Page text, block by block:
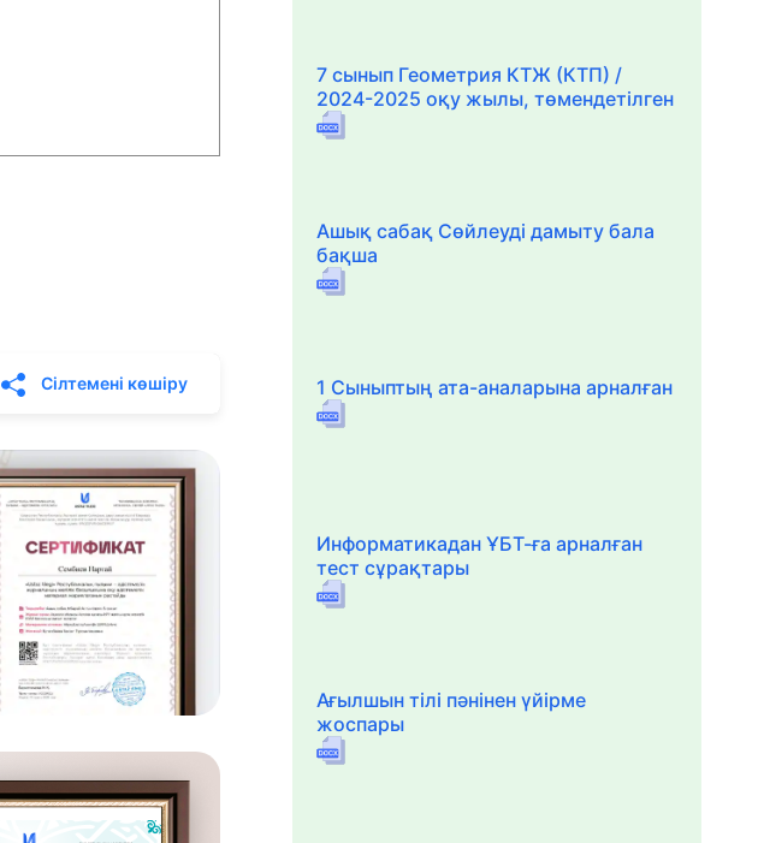
Сілтемені көшіру
7 сынып Геометрия КТЖ (КТП) /
2024-2025 оқу жылы, төмендетілген
Ашық сабақ Сөйлеуді дамыту бала
бақша
1 Сыныптың ата-аналарына арналған
Информатикадан ҰБТ-ға арналған
тест сұрақтары
Ағылшын тілі пәнінен үйірме
жоспары